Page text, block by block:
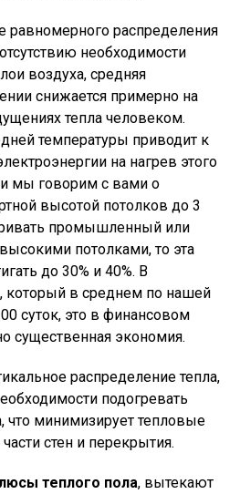
равномерного распределения
необходимости
воздуха, средняя
снижается примерно на
тепла человеком.
температуры приводит к
на нагрев этого
мы говорим с вами о
высотой потолков до 3
промышленный или
потолками, то эта
до 30% и 40%. В
который в среднем по нашей
суток, это в финансовом
существенная экономия.
распределение тепла,
подогревать
что минимизирует тепловые
стен и перекрытия.
теплого пола, вытекают